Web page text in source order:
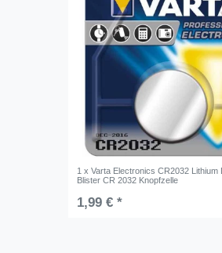
1 x Varta Electronics CR2032 Lithium
Blister CR 2032 Knopfzelle
1,99 € *